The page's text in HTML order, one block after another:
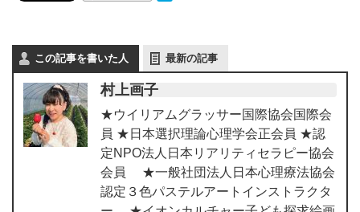
この記事を書いた人 最新の記事
村上画子
★ウイリアムグラッサー国際協会国際会
員 ★日本選択理論心理学会正会員 ★認
定NPO法人日本リアリティセラピー協会
会員 ★一般社団法人日本心理療法協会
認定３色パステルアートインストラクタ